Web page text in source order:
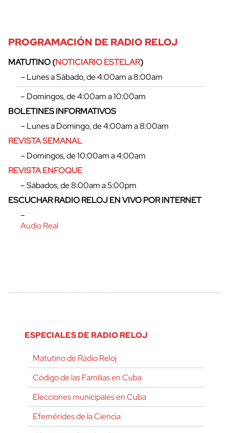
PROGRAMACIÓN DE RADIO RELOJ
MATUTINO (NOTICIARIO ESTELAR)
– Lunes a Sábado, de 4:00am a 8:00am
– Domingos, de 4:00am a 10:00am
BOLETINES INFORMATIVOS
– Lunes a Domingo, de 4:00am a 8:00am
REVISTA SEMANAL
– Domingos, de 10:00am a 4:00am
REVISTA ENFOQUE
– Sábados, de 8:00am a 5:00pm
ESCUCHAR RADIO RELOJ EN VIVO POR INTERNET
–
Audio Real
ESPECIALES DE RADIO RELOJ
Matutino de Radio Reloj
Código de las Familias en Cuba
Elecciones municipales en Cuba
Efemérides de la Ciencia